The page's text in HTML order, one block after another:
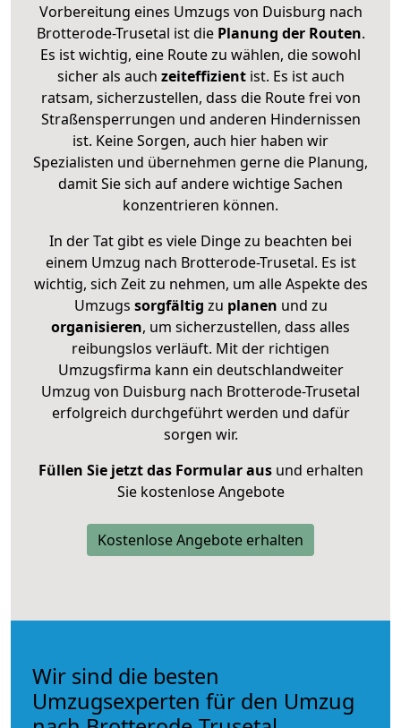
Vorbereitung eines Umzugs von Duisburg nach
Brotterode-Trusetal ist diePlanung der Routen.
Es ist wichtig, eine Route zu wählen, die sowohl
sicher als auch zeiteffizientist. Es ist auch
ratsam, sicherzustellen, dass die Route frei von
Straßensperrungen und anderen Hindernissen
ist. Keine Sorgen, auch hier haben wir
Spezialisten und übernehmen gerne die Planung,
damit Sie sich auf andere wichtige Sachen
konzentrieren können.
In der Tat gibt es viele Dinge zu beachten bei
einem Umzug nach Brotterode-Trusetal. Es ist
wichtig, sich Zeit zu nehmen, um alle Aspekte des
Umzugs sorgfältig zu planen und zu
organisieren, um sicherzustellen, dass alles
reibungslos verläuft. Mit der richtigen
Umzugsfirma kann ein deutschlandweiter
Umzug von Duisburg nach Brotterode-Trusetal
erfolgreich durchgeführt werden und dafür
sorgen wir.
Füllen Sie jetzt das Formular ausund erhalten
Sie kostenlose Angebote
Kostenlose Angebote erhalten
Wir sind die besten
Umzugsexperten für den Umzug